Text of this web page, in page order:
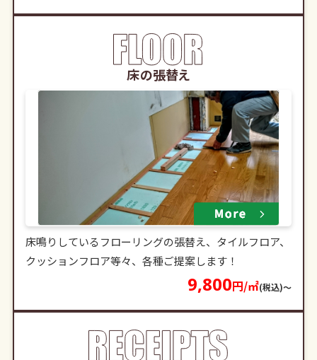
床の張替え
床鳴りしているフローリングの張替え、タイルフロア、
クッションフロア等々、各種ご提案します！
9,800円/㎡(税込)〜